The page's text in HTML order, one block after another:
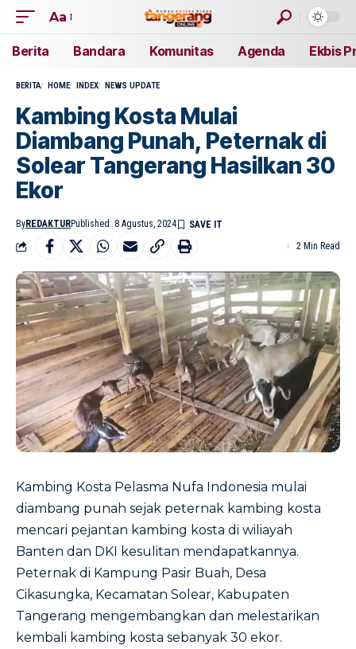
Aa
Berita Bandara Komunitas Agenda Ekbis
BERITA HOME INDEX NEWS UPDATE
Kambing Kosta Mulai
Diambang Punah, Peternak di
Solear Tangerang Hasilkan 30
Ekor
ByREDAKTURPublished: 8 Agustus, 2024
2 Min Read
Kambing Kosta Pelasma Nufa Indonesia mulai
diambang punah sejak peternak kambing kosta
mencari pejantan kambing kosta di wiliayah
Banten dan DKI kesulitan mendapatkannya.
Peternak di Kampung Pasir Buah, Desa
Cikasungka, Kecamatan Solear, Kabupaten
Tangerang mengembangkan dan melestarikan
kembali kambing kosta sebanyak 30 ekor.